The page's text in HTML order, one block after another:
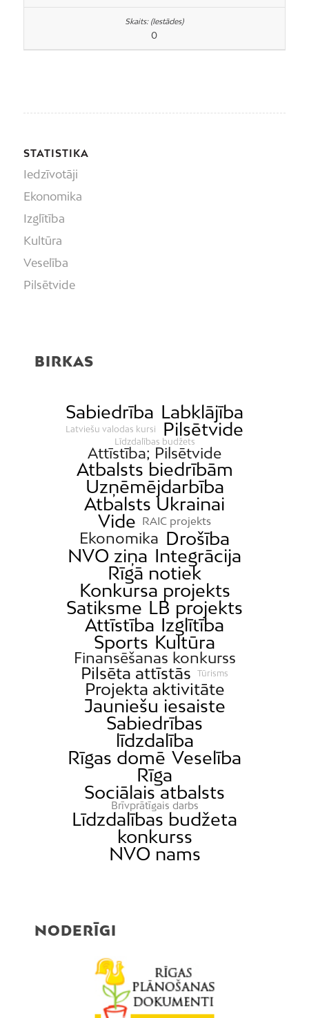
0
STATISTIKA
Iedzīvotāji
Ekonomika
Izglītība
Kultūra
Veselība
Pilsētvide
BIRKAS
Sabiedrība Labklājība
Latviešu valodas kursi Pilsētvide
Līdzdalības budžets
Attīstība; Pilsētvide
Atbalsts biedrībām
Uzņēmējdarbība
Atbalsts Ukrainai
Vide
RAIC projekts
Ekonomika Drošība
NVO ziņa Integrācija
Rīgā notiek
Konkursa projekts
Satiksme LB projekts
Attīstība Izglītība
Sports Kultūra
Finansēšanas konkurss
Pilsēta attīstās Tūrisms
Projekta aktivitāte
Jauniešu iesaiste
Sabiedrības
līdzdalība
Rīgas domē Veselība
Rīga
Sociālais atbalsts
Brīvprātīgais darbs
Līdzdalības budžeta
konkurss
NVO nams
NODERĪGI